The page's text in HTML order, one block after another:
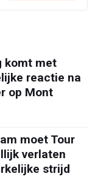
komt met
reactie na
op Mont
moet Tour
verlaten
strijd